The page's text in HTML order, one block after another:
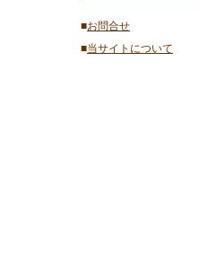
■お問合せ
■当サイトについて